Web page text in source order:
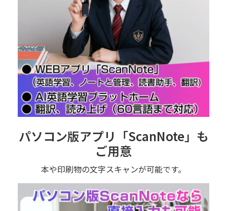
パソコン版アプリ「ScanNote」も
ご用意
本や印刷物の文字スキャンが可能です。